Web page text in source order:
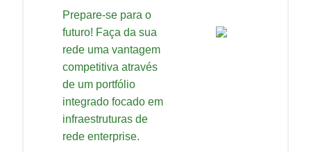
Prepare-se para o
futuro! Faça da sua
rede uma vantagem
competitiva através
de um portfólio
integrado focado em
infraestruturas de
rede enterprise.